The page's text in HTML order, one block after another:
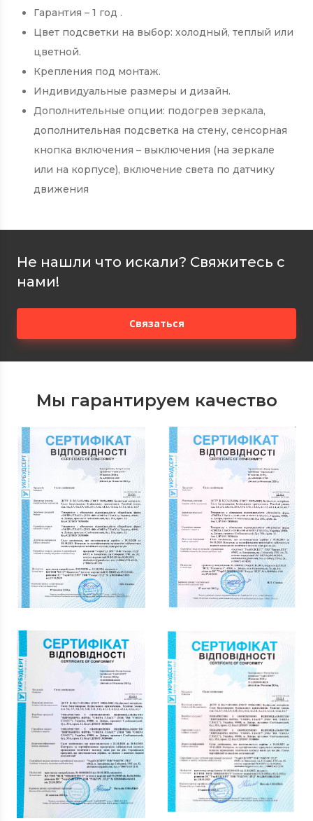
Гарантия – 1 год .
Цвет подсветки на выбор: холодный, теплый или
цветной.
Крепления под монтаж.
Индивидуальные размеры и дизайн.
Дополнительные опции: подогрев зеркала,
дополнительная подсветка на стену, сенсорная
кнопка включения – выключения (на зеркале
или на корпусе), включение света по датчику
движения
Не нашли что искали? Свяжитесь с
нами!
Связаться
Мы гарантируем качество